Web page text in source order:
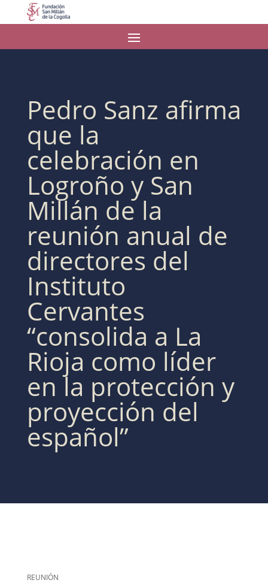
Pedro Sanz afirma
que la
celebración en
Logroño y San
Millán de la
reunión anual de
directores del
Instituto
Cervantes
“consolida a La
Rioja como líder
en la protección y
proyección del
español”
REUNIÓN